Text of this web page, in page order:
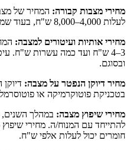
מחירי מצבות קבורה: המחיר של
לעלות 4,000–8,000 ש"ח, בעוד שמצבה גדולה ומודרנית עשויה להגיע לעשרות אלפי ש"ח.
מחירי אותיות ועיטורים למצבה:
3–4 ש"ח ועד כמה עשרות ש"ח.
ובסוגם.
מחיר דיוקן הנפטר על מצבה:
בטכניקת פוטוקרמיקה או
מחירי שיפוץ מצבה: במהלך השנים,
להתייחד עם המנוח/ה. מחירי
חומרים יכול לעלות אלפי ש"ח.